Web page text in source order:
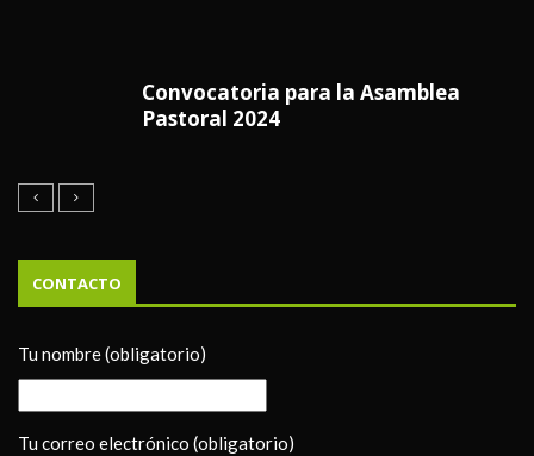
Convocatoria para la Asamblea
Pastoral 2024
CONTACTO
Tu nombre (obligatorio)
Tu correo electrónico (obligatorio)